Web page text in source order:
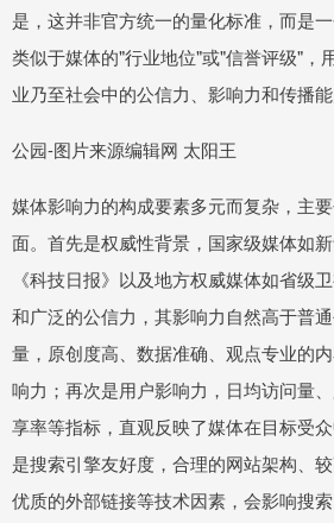
是，这并非官方统一的量化标准，而是
类似于媒体的"行业地位"或"信誉评级"，
业乃至社会中的公信力、影响力和传播能
公园-图片来源编辑网 太阳王
媒体影响力的构成要素多元而复杂，主
面。首先是权威性背景，国家级媒体如
《科技日报》以及地方权威媒体如省级
和广泛的公信力，其影响力自然高于普
量，原创度高、数据准确、观点专业的
响力；再次是用户影响力，日均访问量
享率等指标，直观反映了媒体在目标受
是搜索引擎友好度，合理的网站架构、
优质的外部链接等技术因素，会影响搜